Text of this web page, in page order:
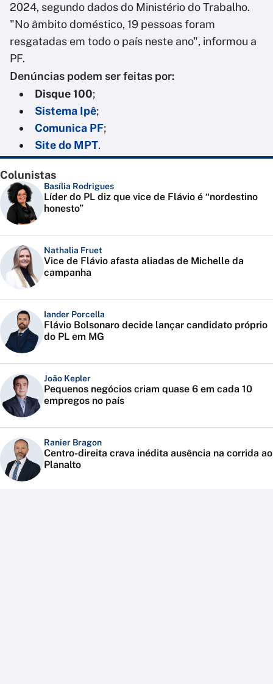
2024, segundo dados do Ministério do Trabalho.
"No âmbito doméstico, 19 pessoas foram
resgatadas em todo o país neste ano", informou a
PF.
Denúncias podem ser feitas por:
Disque 100;
Sistema Ipê;
Comunica PF;
Site do MPT.
Colunistas
Basília Rodrigues
Líder do PL diz que vice de Flávio é “nordestino
honesto”
Nathalia Fruet
Vice de Flávio afasta aliadas de Michelle da
campanha
Iander Porcella
Flávio Bolsonaro decide lançar candidato próprio
do PL em MG
João Kepler
Pequenos negócios criam quase 6 em cada 10
empregos no país
Ranier Bragon
Centro-direita crava inédita ausência na corrida ao
Planalto